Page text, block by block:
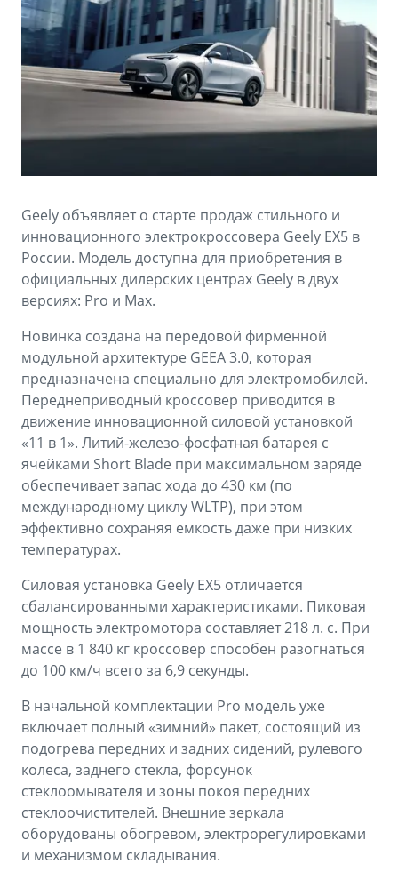
OKAVANGO MONJARO
от 4 349 990 ₽*
от 3 079 990 ₽* от 3 769 990 ₽*
Аксессуары
Зарядные устройства
ФИНАНСЫ И УСЛУГИ
Страхование
GEELY Лизинг
Советы по эксплуатации
Спецпредложения
ПОДДЕРЖКА
Помощь на дорогах
Сервисная книжка
Вопросы и ответы
Geely объявляет о старте продаж стильного и
инновационного электрокроссовера Geely EX5 в
России. Модель доступна для приобретения в
официальных дилерских центрах Geely в двух
версиях: Pro и Max.
Новинка создана на передовой фирменной
модульной архитектуре GEEA 3.0, которая
предназначена специально для электромобилей.
Переднеприводный кроссовер приводится в
движение инновационной силовой установкой
«11 в 1». Литий-железо-фосфатная батарея с
ячейками Short Blade при максимальном заряде
обеспечивает запас хода до 430 км (по
международному циклу WLTP), при этом
эффективно сохраняя емкость даже при низких
температурах.
Силовая установка Geely EX5 отличается
сбалансированными характеристиками. Пиковая
мощность электромотора составляет 218 л. с. При
массе в 1 840 кг кроссовер способен разогнаться
до 100 км/ч всего за 6,9 секунды.
В начальной комплектации Pro модель уже
включает полный «зимний» пакет, состоящий из
подогрева передних и задних сидений, рулевого
колеса, заднего стекла, форсунок
стеклоомывателя и зоны покоя передних
стеклоочистителей. Внешние зеркала
оборудованы обогревом, электрорегулировками
и механизмом складывания.